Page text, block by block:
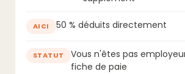
AICI 50 % déduits directement
STATUT
Vous n'êtes pas
fiche de paie